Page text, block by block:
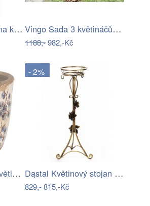
HowHomely Stojan na květiny Glenn 70 cm… Vingo Sada 3 květináčů s úchyty z…
1188,-982,-Kč
Keramický obal na květináč s modrými…
- 2%
Dąstal Květinový stojan Rose 100cm zlatý
829,-815,-Kč